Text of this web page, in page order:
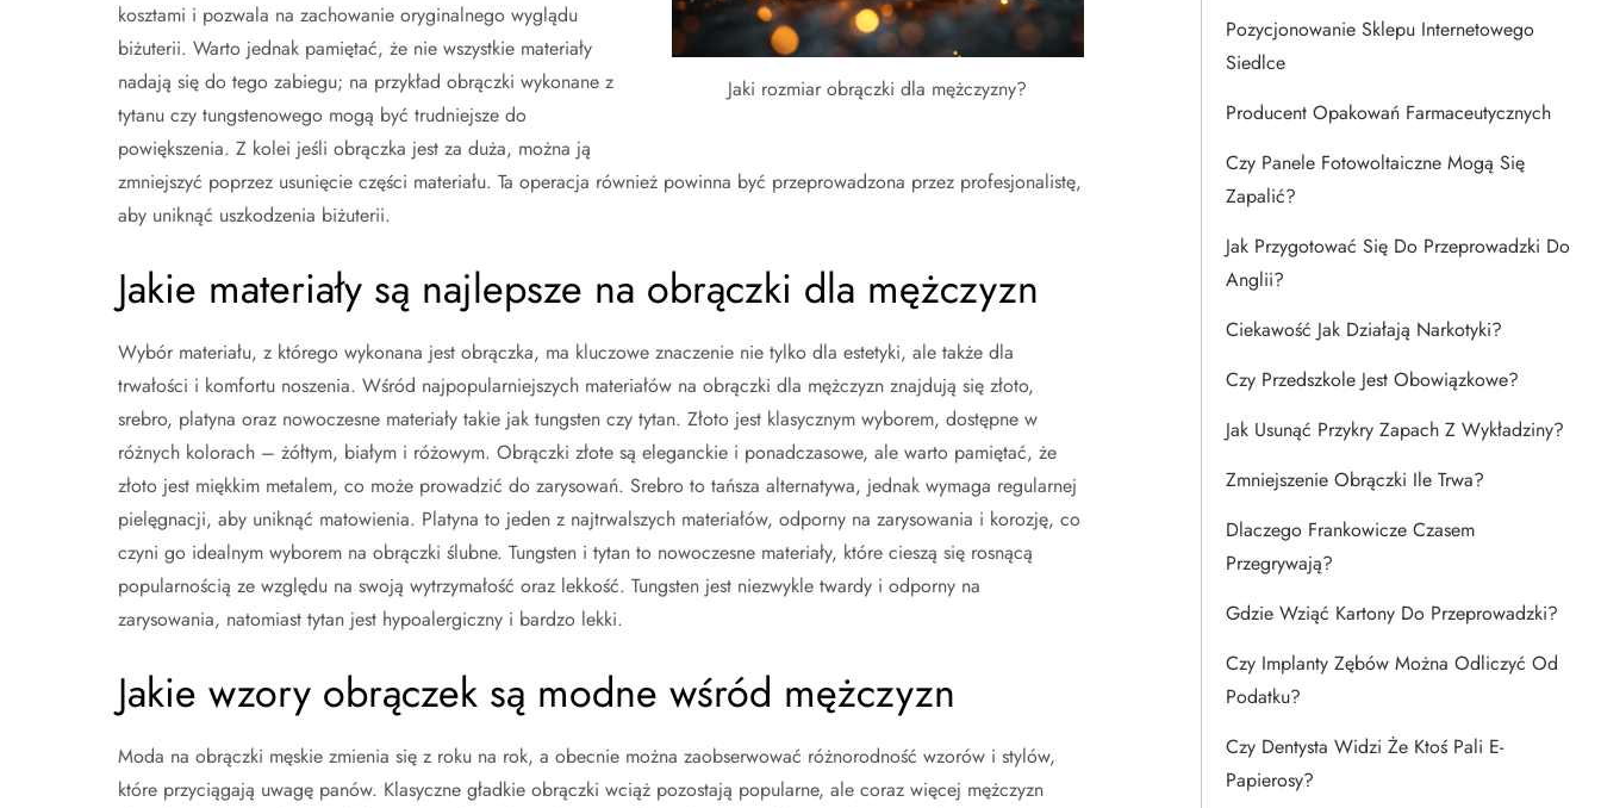
Jaki rozmiar obrączki dla mężczyzny?
kosztami i pozwala na zachowanie oryginalnego wyglądu
biżuterii. Warto jednak pamiętać, że nie wszystkie materiały
nadają się do tego zabiegu; na przykład obrączki wykonane z
tytanu czy tungstenowego mogą być trudniejsze do
powiększenia. Z kolei jeśli obrączka jest za duża, można ją
zmniejszyć poprzez usunięcie części materiału. Ta operacja również powinna być przeprowadzona przez profesjonalistę,
aby uniknąć uszkodzenia biżuterii.
Jakie materiały są najlepsze na obrączki dla mężczyzn
Wybór materiału, z którego wykonana jest obrączka, ma kluczowe znaczenie nie tylko dla estetyki, ale także dla
trwałości i komfortu noszenia. Wśród najpopularniejszych materiałów na obrączki dla mężczyzn znajdują się złoto,
srebro, platyna oraz nowoczesne materiały takie jak tungsten czy tytan. Złoto jest klasycznym wyborem, dostępne w
różnych kolorach – żółtym, białym i różowym. Obrączki złote są eleganckie i ponadczasowe, ale warto pamiętać, że
złoto jest miękkim metalem, co może prowadzić do zarysowań. Srebro to tańsza alternatywa, jednak wymaga regularnej
pielęgnacji, aby uniknąć matowienia. Platyna to jeden z najtrwalszych materiałów, odporny na zarysowania i korozję, co
czyni go idealnym wyborem na obrączki ślubne. Tungsten i tytan to nowoczesne materiały, które cieszą się rosnącą
popularnością ze względu na swoją wytrzymałość oraz lekkość. Tungsten jest niezwykle twardy i odporny na
zarysowania, natomiast tytan jest hypoalergiczny i bardzo lekki.
Jakie wzory obrączek są modne wśród mężczyzn
Moda na obrączki męskie zmienia się z roku na rok, a obecnie można zaobserwować różnorodność wzorów i stylów,
które przyciągają uwagę panów. Klasyczne gładkie obrączki wciąż pozostają popularne, ale coraz więcej mężczyzn
Pozycjonowanie Sklepu Internetowego
Siedlce
Producent Opakowań Farmaceutycznych
Czy Panele Fotowoltaiczne Mogą Się
Zapalić?
Jak Przygotować Się Do Przeprowadzki Do
Anglii?
Ciekawość Jak Działają Narkotyki?
Czy Przedszkole Jest Obowiązkowe?
Jak Usunąć Przykry Zapach Z Wykładziny?
Zmniejszenie Obrączki Ile Trwa?
Dlaczego Frankowicze Czasem
Przegrywają?
Gdzie Wziąć Kartony Do Przeprowadzki?
Czy Implanty Zębów Można Odliczyć Od
Podatku?
Czy Dentysta Widzi Że Ktoś Pali E-
Papierosy?